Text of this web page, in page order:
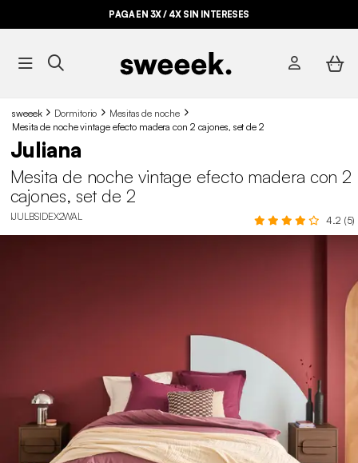
PAGA EN 3X / 4X SIN INTERESES
sweeek Dormitorio
Mesitas de noche
Mesita de noche vintage efecto madera con 2 cajones, set de 2
Juliana
Mesita de noche vintage efecto madera con 2
cajones, set de 2
IJULBSIDEX2WAL 4.2 (5)